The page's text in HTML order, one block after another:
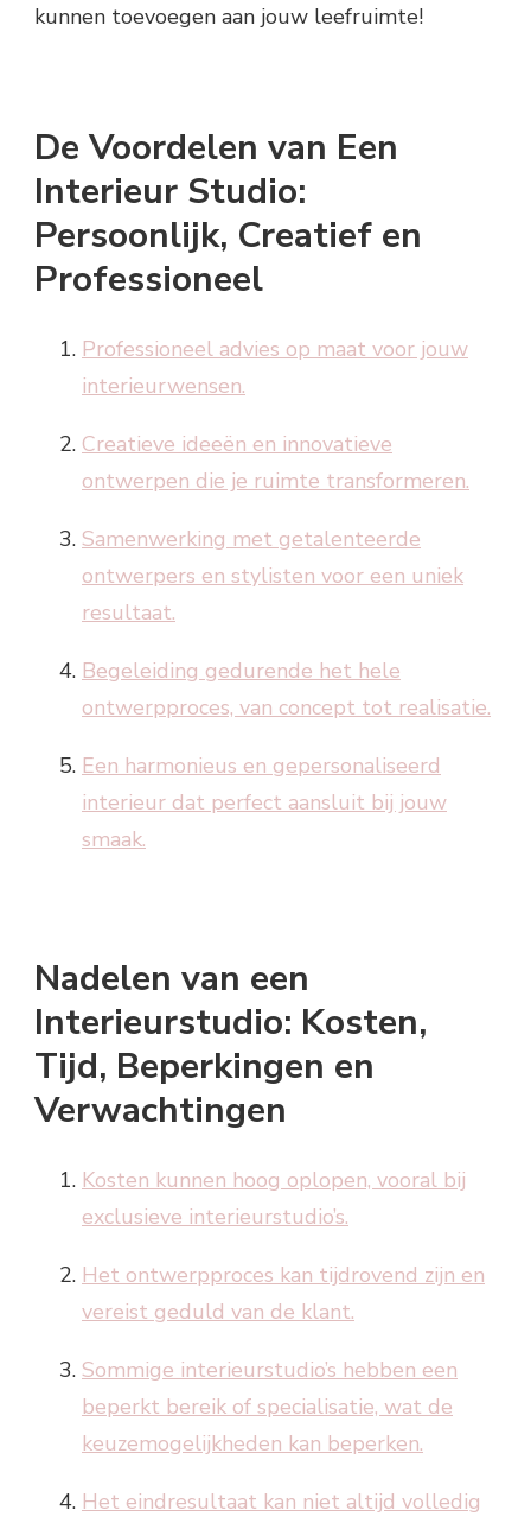
kunnen toevoegen aan jouw leefruimte!
De Voordelen van Een
Interieur Studio:
Persoonlijk, Creatief en
Professioneel
Professioneel advies op maat voor jouw
interieurwensen.
Creatieve ideeën en innovatieve
ontwerpen die je ruimte transformeren.
Samenwerking met getalenteerde
ontwerpers en stylisten voor een uniek
resultaat.
Begeleiding gedurende het hele
ontwerpproces, van concept tot realisatie.
Een harmonieus en gepersonaliseerd
interieur dat perfect aansluit bij jouw
smaak.
Nadelen van een
Interieurstudio: Kosten,
Tijd, Beperkingen en
Verwachtingen
Kosten kunnen hoog oplopen, vooral bij
exclusieve interieurstudio’s.
Het ontwerpproces kan tijdrovend zijn en
vereist geduld van de klant.
Sommige interieurstudio’s hebben een
beperkt bereik of specialisatie, wat de
keuzemogelijkheden kan beperken.
Het eindresultaat kan niet altijd volledig